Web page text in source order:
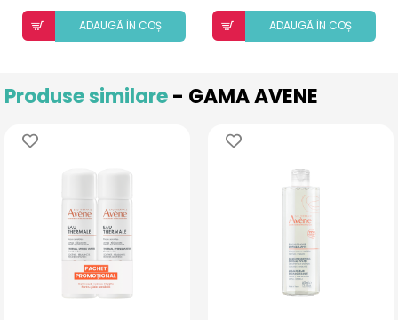
ADAUGÃ ÎN COȘ ADAUGÃ ÎN COȘ
Produse similare- GAMA AVENE